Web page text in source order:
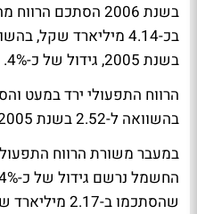
בשנת 2006 הסתכם
בשנת 2005, גידול של כ-4%.
בהשוואה ל-2.52 בשנת 2005.
במעבר משורת הרווח
שהסתכמו ב-